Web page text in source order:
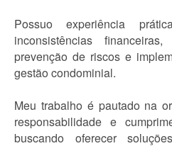
Possuo experiência
inconsistências
prevenção de riscos e
gestão condominial.
Meu trabalho é pautado na
responsabilidade e
buscando oferecer